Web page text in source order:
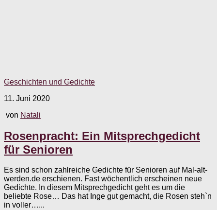
Geschichten und Gedichte
11. Juni 2020
von Natali
Rosenpracht: Ein Mitsprechgedicht
für Senioren
Es sind schon zahlreiche Gedichte für Senioren auf Mal-alt-
werden.de erschienen. Fast wöchentlich erscheinen neue
Gedichte. In diesem Mitsprechgedicht geht es um die
beliebte Rose… Das hat Inge gut gemacht, die Rosen steh`n
in voller…...